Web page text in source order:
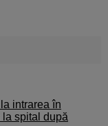
intrarea în
spital după